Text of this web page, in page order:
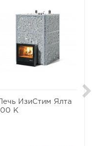
Печь ИзиСтим Ялта
100 К